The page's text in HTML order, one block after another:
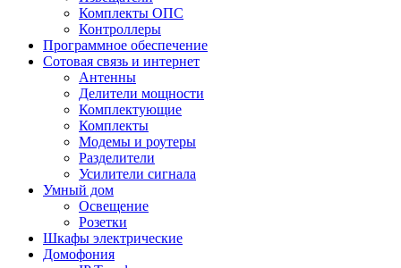
Комплекты ОПС
Контроллеры
Программное обеспечение
Сотовая связь и интернет
Антенны
Делители мощности
Комплектующие
Комплекты
Модемы и роутеры
Разделители
Усилители сигнала
Умный дом
Освещение
Розетки
Шкафы электрические
Домофония